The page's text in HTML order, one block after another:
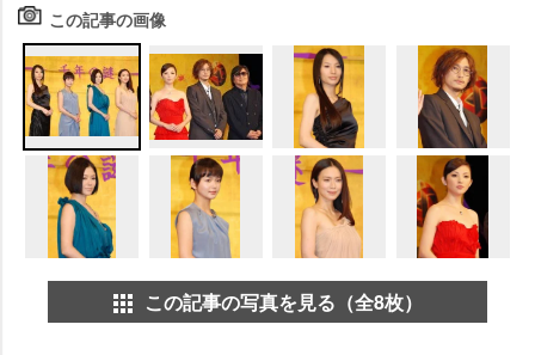
この記事の画像
この記事の写真を見る（全8枚）